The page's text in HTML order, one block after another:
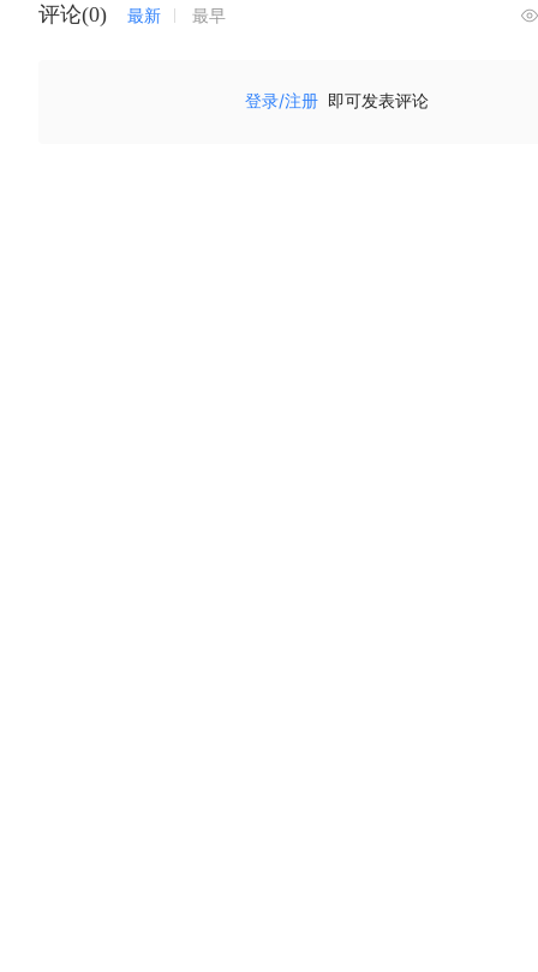
评论(0) 最新 最早
登录/注册 即可发表评论